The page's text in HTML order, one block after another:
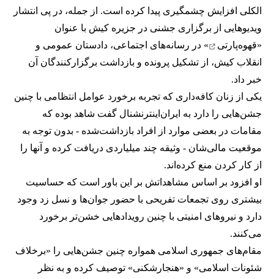
الکلی افزایش چشمگیری پیدا کرده است. از جمله، در پی انتشار
ویدیوهایی از برگزاری جشنی در جزیره کیش با عنوان
«قهوه‌پارتی
» در رسانه‌های اجتماعی، دادستان عمومی و
انقلاب کیش، از تشکیل پرونده و بازداشت برگزارکنندگان آن
خبر داد.
یکی از زنان کافه‌داری که تجربه برخورد عوامل انتظامی با چنین
جشن‌هایی را دارد به ایران‌اینترنشنال گفت شاهد بوده که
مقامات در بعضی موارد از افراد بازداشت‌‌شده - بدون توجه به
موقعیت مالی‌شان - وثیقه چند میلیاردی دریافت کرده و آنها را
از کار کردن منع کرده‌اند.
او افزود بر اساس مشاهداتش بر این باور است که حساسیت
بیشتری روی تجمعات تفریحی با حضور جوان‌ها و نسل زد وجود
دارد و نیروهای امنیتی با چنین رویدادهایی خشن‌تر برخورد
می‌کنند.
مقام‌های جمهوری اسلامی همواره چنین جشن‌هایی را «برخلاف
شئونات اسلامی» و «هنجارشکنی» توصیف کرده و به نظر